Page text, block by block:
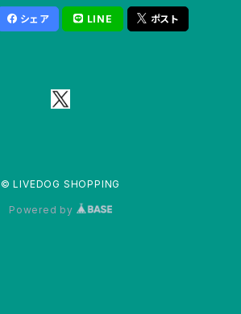
シェア LINE ポスト
© LIVEDOG SHOPPING
Powered by